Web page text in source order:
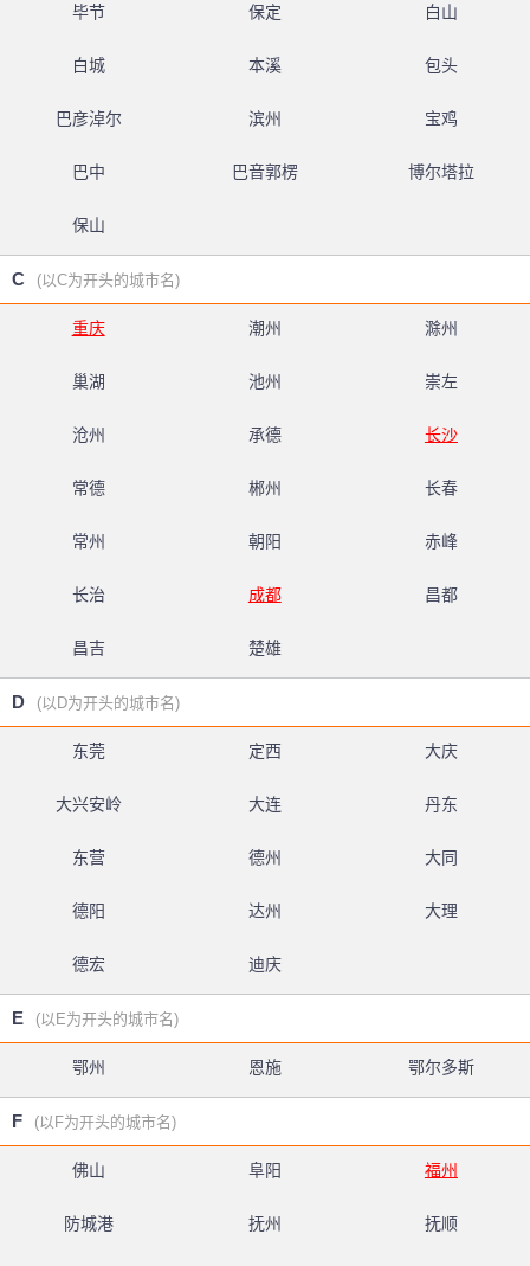
毕节 保定 白山
白城 本溪 包头
巴彦淖尔 滨州 宝鸡
巴中 巴音郭楞 博尔塔拉
保山
C (以C为开头的城市名)
重庆 潮州 滁州
巢湖 池州 崇左
沧州 承德 长沙
常德 郴州 长春
常州 朝阳 赤峰
长治 成都 昌都
昌吉 楚雄
D (以D为开头的城市名)
东莞 定西 大庆
大兴安岭 大连 丹东
东营 德州 大同
德阳 达州 大理
德宏 迪庆
E (以E为开头的城市名)
鄂州 恩施 鄂尔多斯
F (以F为开头的城市名)
佛山 阜阳 福州
防城港 抚州 抚顺